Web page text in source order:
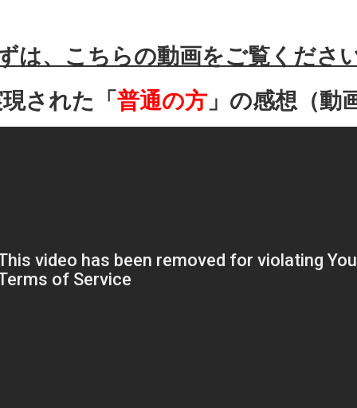
は、こちらの動画をご覧くださ
された「 普通の方 」の感想（動